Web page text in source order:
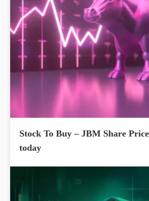
Stock To Buy – JBM Share
today